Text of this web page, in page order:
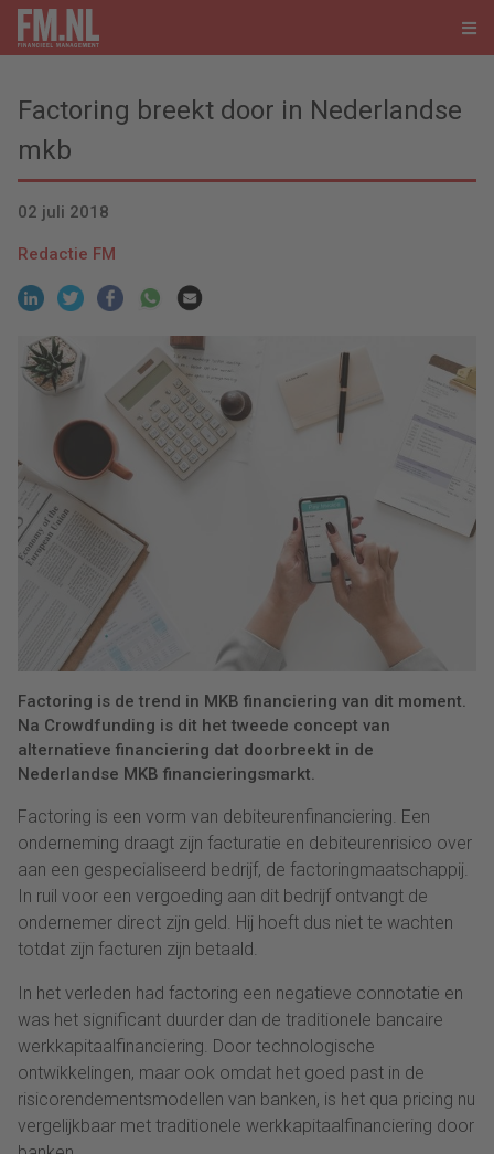
Factoring breekt door in Nederlandse
mkb
02 juli 2018
Redactie FM
Factoring is de trend in MKB financiering van dit moment.
Na Crowdfunding is dit het tweede concept van
alternatieve financiering dat doorbreekt in de
Nederlandse MKB financieringsmarkt.
Factoring is een vorm van debiteurenfinanciering. Een
onderneming draagt zijn facturatie en debiteurenrisico over
aan een gespecialiseerd bedrijf, de factoringmaatschappij.
In ruil voor een vergoeding aan dit bedrijf ontvangt de
ondernemer direct zijn geld. Hij hoeft dus niet te wachten
totdat zijn facturen zijn betaald.
In het verleden had factoring een negatieve connotatie en
was het significant duurder dan de traditionele bancaire
werkkapitaalfinanciering. Door technologische
ontwikkelingen, maar ook omdat het goed past in de
risicorendementsmodellen van banken, is het qua pricing nu
vergelijkbaar met traditionele werkkapitaalfinanciering door